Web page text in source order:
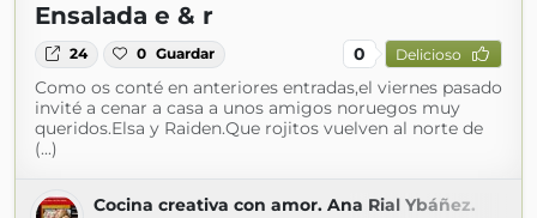
Ensalada e & r
24 0 Guardar 0 Delicioso
Como os conté en anteriores entradas,el viernes pasado
invité a cenar a casa a unos amigos noruegos muy
queridos.Elsa y Raiden.Que rojitos vuelven al norte de
(...)
Cocina creativa con amor. Ana Rial Ybáñez.